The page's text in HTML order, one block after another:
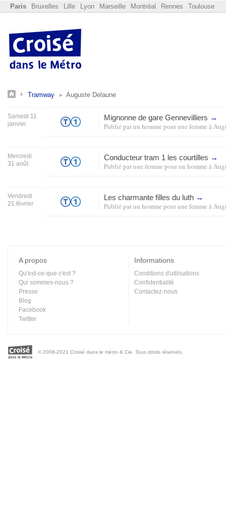
Paris Bruxelles Lille Lyon Marseille Montréal Rennes Toulouse
Tramway Auguste Delaune
Samedi 11
janvier
Mignonne de gare Gennevilliers →
Publié parun homme pour une femme à
Mercredi
31 août
Conducteur tram 1 les courtilles →
Publié parune femme pour un homme à
Vendredi
21 février
Les charmante filles du luth →
Publié parun homme pour une femme à
A propos
Qu'est-ce-que c'est ?
Qui sommes-nous ?
Presse
Blog
Facebook
Twitter
Informations
Conditions d'utilisations
Confidentialité
Contactez-nous
© 2008-2021 Croisé dans le métro & Cie. Tous droits réservés.